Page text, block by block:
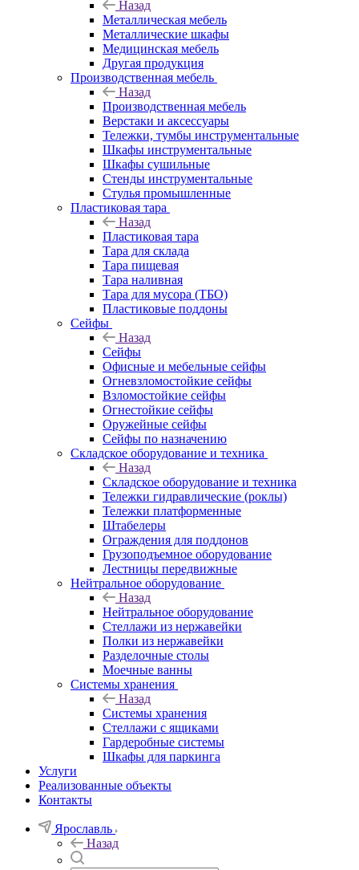
Назад
Металлическая мебель
Металлические шкафы
Медицинская мебель
Другая продукция
Производственная мебель
Назад
Производственная мебель
Верстаки и аксессуары
Тележки, тумбы инструментальные
Шкафы инструментальные
Шкафы сушильные
Стенды инструментальные
Cтулья промышленные
Пластиковая тара
Назад
Пластиковая тара
Тара для склада
Тара пищевая
Тара наливная
Тара для мусора (ТБО)
Пластиковые поддоны
Сейфы
Назад
Сейфы
Офисные и мебельные сейфы
Огневзломостойкие сейфы
Взломостойкие сейфы
Огнестойкие сейфы
Оружейные сейфы
Сейфы по назначению
Складское оборудование и техника
Назад
Складское оборудование и техника
Тележки гидравлические (роклы)
Тележки платформенные
Штабелеры
Ограждения для поддонов
Грузоподъемное оборудование
Лестницы передвижные
Нейтральное оборудование
Назад
Нейтральное оборудование
Стеллажи из нержавейки
Полки из нержавейки
Разделочные столы
Моечные ванны
Системы хранения
Назад
Системы хранения
Стеллажи с ящиками
Гардеробные системы
Шкафы для паркинга
Услуги
Реализованные объекты
Контакты
Ярославль
Назад